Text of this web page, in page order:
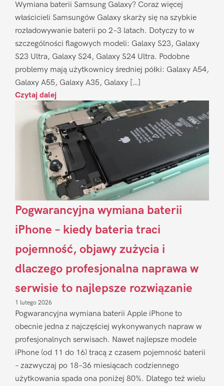
Wymiana baterii Samsung Galaxy? Coraz więcej
właścicieli Samsungów Galaxy skarży się na szybkie
rozładowywanie baterii po 2–3 latach. Dotyczy to w
szczególności flagowych modeli: Galaxy S23, Galaxy
S23 Ultra, Galaxy S24, Galaxy S24 Ultra. Podobne
problemy mają użytkownicy średniej półki: Galaxy A54,
Galaxy A55, Galaxy A35, Galaxy […]
Czytaj dalej
Pogwarancyjna wymiana baterii
iPhone – kiedy bateria traci
pojemność, objawy zużycia i
dlaczego profesjonalna naprawa w
serwisie to najlepsze rozwiązanie
1 lutego 2026
Pogwarancyjna wymiana baterii Apple iPhone to
obecnie jedna z najczęściej wykonywanych napraw w
profesjonalnych serwisach. Nawet najlepsze modele
iPhone (od 11 do 16) tracą z czasem pojemność baterii
– zazwyczaj po 18–36 miesiącach codziennego
użytkowania spada ona poniżej 80%. Dlatego też wielu